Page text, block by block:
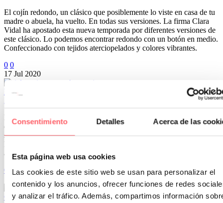
Consentimiento Detalles Acerca de las
Esta página web usa cookies
Las cookies de este sitio web se usan para personalizar el
contenido y los anuncios, ofrecer funciones de redes
y analizar el tráfico. Además, compartimos información
El cojín redondo, un clásico que posiblemente lo viste en casa de tu
madre o abuela, ha vuelto. En todas sus versiones. La firma Clara
Vidal ha apostado esta nueva temporada por diferentes versiones de
este clásico. Lo podemos encontrar redondo con un botón en medio.
Confeccionado con tejidos aterciopelados y colores vibrantes.
0 0
17 Jul 2020
Poco espacio entre el techo y la ventana en una casa de Madrid
Hay dificultades añadidas en algunas ventanas a la hora de decidir
qué es lo más adecuado. Si tienes problemas de espacio te interesa
saber cuáles son las diferentes opciones que hay en el mercado.
Para cubrir con un visillo o cortina la ventana tenemos un riel de
aluminio de menos de 1 centímetro de ancho.
0
0
Colección primavera –verano CLARA VIDAL